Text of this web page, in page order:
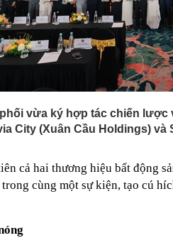
vừa ký hợp tác chiến lược
City (Xuân Cầu Holdings)
cả hai thương hiệu bất động
trong cùng một sự kiện, tạo cú